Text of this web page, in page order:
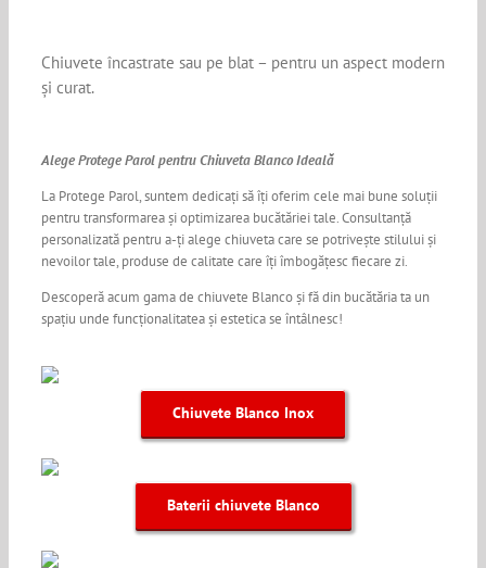
Chiuvete încastrate sau pe blat – pentru un aspect modern
și curat.
Alege Protege Parol pentru Chiuveta Blanco Ideală
La Protege Parol, suntem dedicați să îți oferim cele mai bune soluții
pentru transformarea și optimizarea bucătăriei tale. Consultanță
personalizată pentru a-ți alege chiuveta care se potrivește stilului și
nevoilor tale, produse de calitate care îți îmbogățesc fiecare zi.
Descoperă acum gama de chiuvete Blanco și fă din bucătăria ta un
spațiu unde funcționalitatea și estetica se întâlnesc!
Chiuvete Blanco Inox
Baterii chiuvete Blanco